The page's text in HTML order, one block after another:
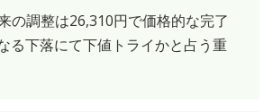
の調整は26,310円で価格的な完了
る下落にて下値トライかと占う重